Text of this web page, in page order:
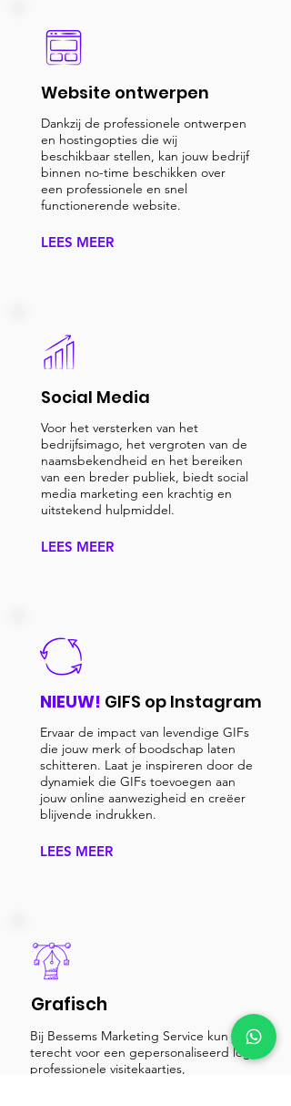
Website ontwerpen
Dankzij de professionele ontwerpen
en hostingopties die wij
beschikbaar stellen, kan jouw bedrijf
binnen no-time beschikken over
een professionele en snel
functionerende website.
LEES MEER
Social Media
Voor het versterken van het
bedrijfsimago, het vergroten van de
naamsbekendheid en het bereiken
van een breder publiek, biedt social
media marketing een krachtig en
uitstekend hulpmiddel.
LEES MEER
NIEUW! GIFS op Instagram
Ervaar de impact van levendige GIFs
die jouw merk of boodschap laten
schitteren. Laat je inspireren door de
dynamiek die GIFs toevoegen aan
jouw online aanwezigheid en creëer
blijvende indrukken.
LEES MEER
Grafisch
Bij Bessems Marketing Service kun je
terecht voor een gepersonaliseerd logo,
professionele visitekaartjes,